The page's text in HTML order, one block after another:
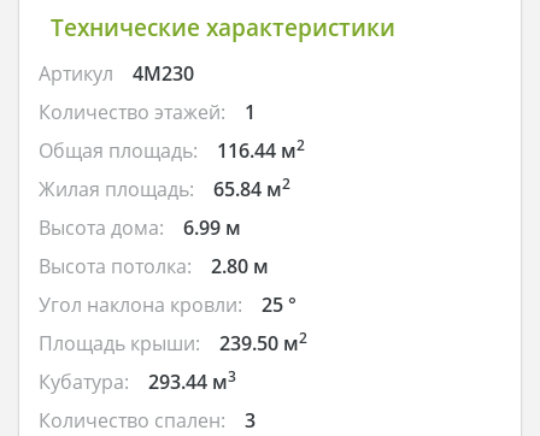
Технические характеристики
Артикул
4M230
Количество этажей:
1
Общая площадь:
116.44 м2
Жилая площадь: 65.84 м2
Высота дома:
6.99 м
Высота потолка:
2.80 м
Угол наклона кровли:
25 °
Площадь крыши:
239.50 м2
Кубатура: 293.44 м3
Количество спален:
3